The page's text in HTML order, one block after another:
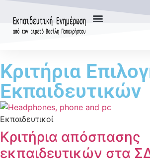
Κριτήρια
Εκπαιδευτικών
Εκπαιδευτικοί
Κριτήρια απόσπασης
εκπαιδευτικών στα